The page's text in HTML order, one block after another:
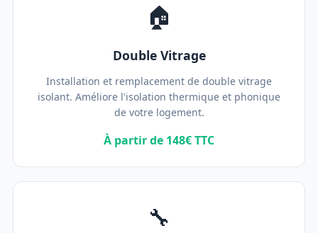
🏠
Double Vitrage
Installation et remplacement de double vitrage
isolant. Améliore l'isolation thermique et phonique
de votre logement.
À partir de 148€ TTC
🔧